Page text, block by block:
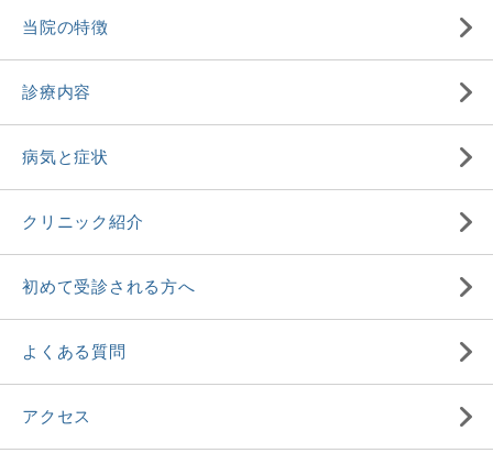
当院の特徴
診療内容
病気と症状
クリニック紹介
初めて受診される方へ
よくある質問
アクセス